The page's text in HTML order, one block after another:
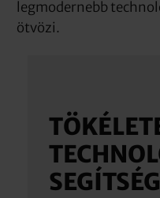
legmodernebb
ötvözi.